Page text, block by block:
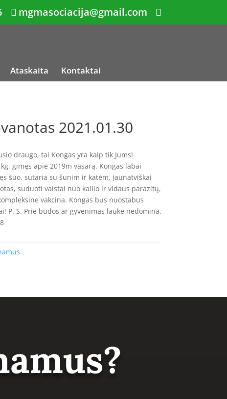
mgmasociacija@gmail.com
Ataskaita Kontaktai
2021.01.30
draugo, tai Kongas yra kaip tik Jums!
gimęs apie 2019m vasarą. Kongas labai
šuo, sutaria su šunim ir katėm, jaunatviškai
suduoti vaistai nuo kailio ir vidaus parazitų,
vakcina. Kongas bus nuostabus
P. S. Prie būdos ar gyvenimas lauke nedomina.